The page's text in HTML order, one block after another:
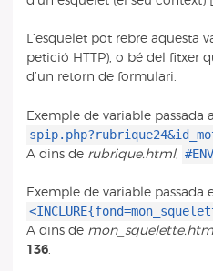
L’esquelet pot rebre aquesta
petició HTTP), o bé del fitxer
d’un retorn de formulari.
Exemple de variable passada
A dins de rubrique.html,
Exemple de variable passada
A dins de
136.